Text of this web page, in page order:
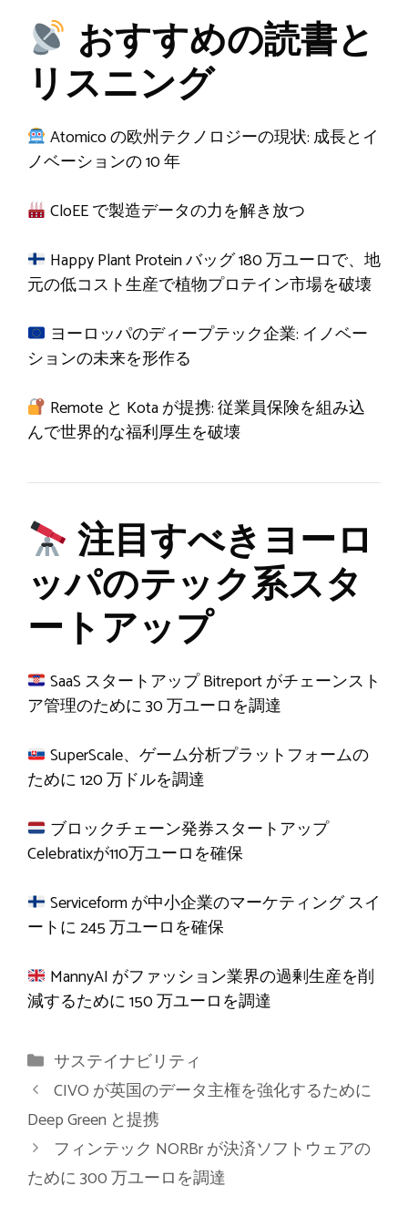
おすすめの読書と
リスニング
Atomico の欧州テクノロジーの現状: 成長とイ
ノベーションの 10 年
CloEE で製造データの力を解き放つ
Happy Plant Protein バッグ 180 万ユーロで、地
元の低コスト生産で植物プロテイン市場を破壊
ヨーロッパのディープテック企業: イノベー
ションの未来を形作る
Remote と Kota が提携: 従業員保険を組み込
んで世界的な福利厚生を破壊
注目すべきヨーロ
ッパのテック系スタ
ートアップ
SaaS スタートアップ Bitreport がチェーンスト
ア管理のために 30 万ユーロを調達
SuperScale、ゲーム分析プラットフォームの
ために 120 万ドルを調達
ブロックチェーン発券スタートアップ
Celebratixが110万ユーロを確保
Serviceform が中小企業のマーケティング スイ
ートに 245 万ユーロを確保
MannyAI がファッション業界の過剰生産を削
減するために 150 万ユーロを調達
カ
テ
リ
ー
サステイナビリティ
CIVO が英国のデータ主権を強化するために
Deep Green と提携
フィンテック NORBr が決済ソフトウェアの
ために 300 万ユーロを調達